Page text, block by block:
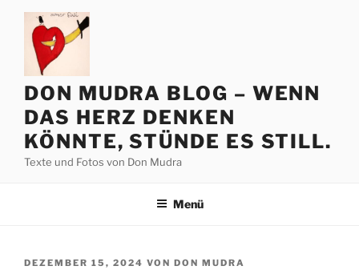
Zum
springen
DON MUDRA BLOG – WENN
DAS HERZ DENKEN
KÖNNTE, STÜNDE ES STILL.
Texte und Fotos von Don Mudra
Menü
VERÖFFENTLICHT
DEZEMBER 15, 2024 VON DON MUDRA